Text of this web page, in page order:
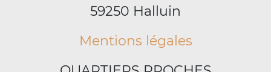
59250 Halluin
Mentions légales